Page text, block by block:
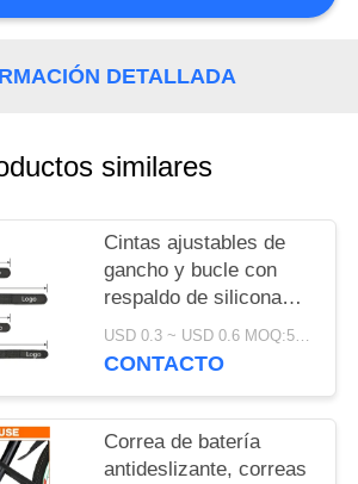
DETALLADA
similares
Cintas ajustables de
gancho y bucle con
respaldo de silicona
antideslizante para el
montaje de la batería y
USD 0.3 ~ USD 0.6 MOQ:500 piezas
CONTACTO
Correa de batería
antideslizante, correas